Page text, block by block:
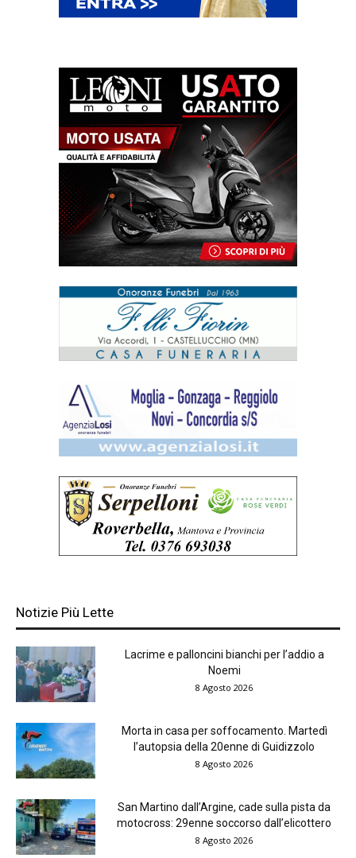
Notizie Più Lette
Lacrime e palloncini bianchi per l’addio a
Noemi
8 Agosto 2026
Morta in casa per soffocamento. Martedì
l’autopsia della 20enne di Guidizzolo
8 Agosto 2026
San Martino dall’Argine, cade sulla pista da
motocross: 29enne soccorso dall’elicottero
8 Agosto 2026